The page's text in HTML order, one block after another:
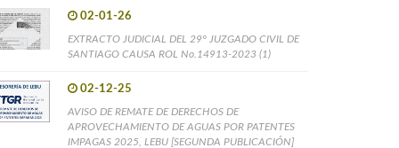
02-01-26
EXTRACTO JUDICIAL DEL 29° JUZGADO CIVIL DE
SANTIAGO CAUSA ROL No.14913-2023 (1)
02-12-25
AVISO DE REMATE DE DERECHOS DE
APROVECHAMIENTO DE AGUAS POR PATENTES
IMPAGAS 2025, LEBU [SEGUNDA PUBLICACIÓN]